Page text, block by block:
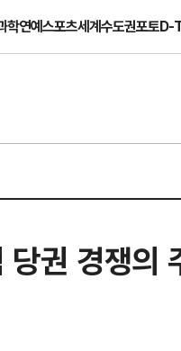
학연예스포츠세계수도권포토D-
권 경쟁의